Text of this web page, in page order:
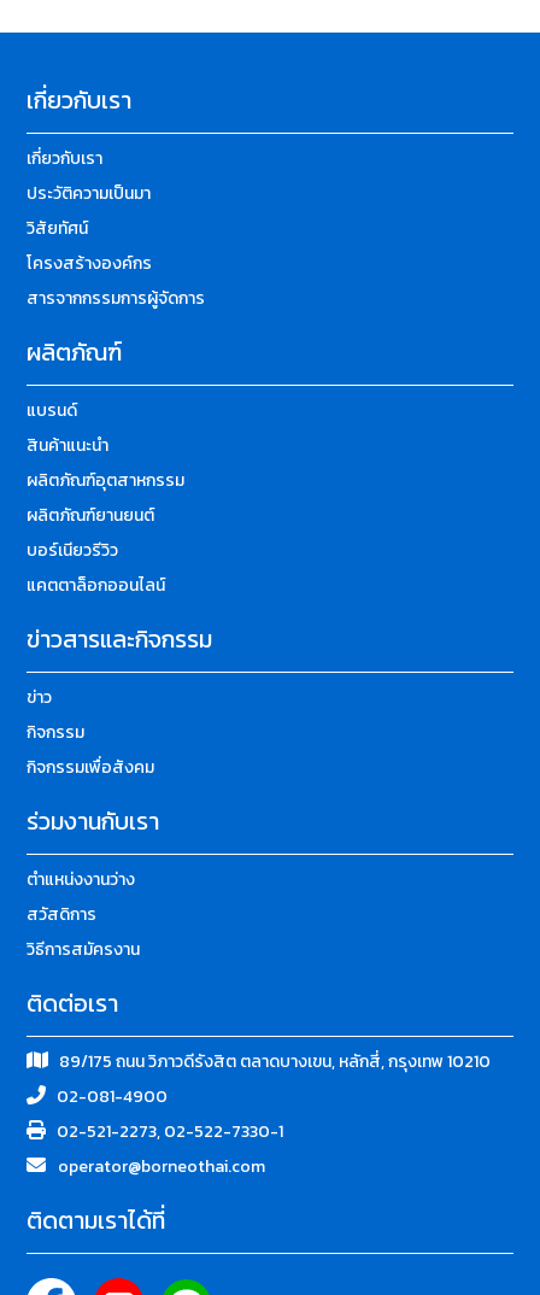
เกี่ยวกับเรา
เกี่ยวกับเรา
ประวัติความเป็นมา
วิสัยทัศน์
โครงสร้างองค์กร
สารจากกรรมการผู้จัดการ
ผลิตภัณฑ์
แบรนด์
สินค้าแนะนำ
ผลิตภัณฑ์อุตสาหกรรม
ผลิตภัณฑ์ยานยนต์
บอร์เนียวรีวิว
แคตตาล็อกออนไลน์
ข่าวสารและกิจกรรม
ข่าว
กิจกรรม
กิจกรรมเพื่อสังคม
ร่วมงานกับเรา
ตำแหน่งงานว่าง
สวัสดิการ
วิธีการสมัครงาน
ติดต่อเรา
89/175 ถนน วิภาวดีรังสิต ตลาดบางเขน, หลักสี่, กรุงเทพ 10210
02-081-4900
02-521-2273, 02-522-7330-1
operator@borneothai.com
ติดตามเราได้ที่